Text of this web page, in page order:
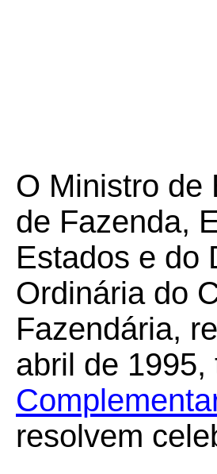
O Ministro de
de Fazenda,
Estados e do
Ordinária do
Fazendária,
abril de
resolvem